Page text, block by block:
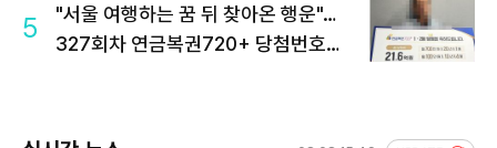
5
"서울 여행하는 꿈 뒤 찾아온 행운"…
327회차 연금복권720+ 당첨번호조